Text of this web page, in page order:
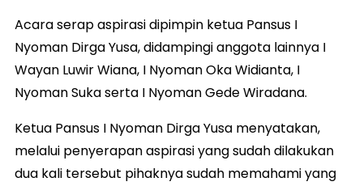
Acara serap aspirasi dipimpin ketua Pansus I
Nyoman Dirga Yusa, didampingi anggota lainnya I
Wayan Luwir Wiana, I Nyoman Oka Widianta, I
Nyoman Suka serta I Nyoman Gede Wiradana.
Ketua Pansus I Nyoman Dirga Yusa menyatakan,
melalui penyerapan aspirasi yang sudah dilakukan
dua kali tersebut pihaknya sudah memahami yang